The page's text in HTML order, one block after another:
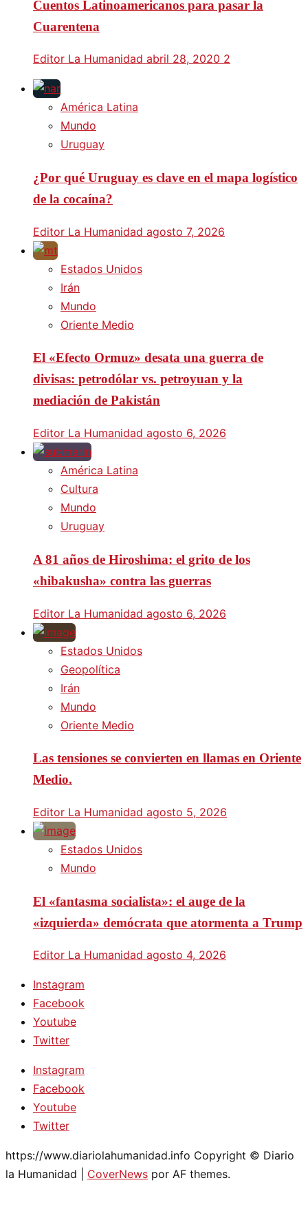
Cuentos Latinoamericanos para pasar la
Cuarentena
Editor La Humanidad abril 28, 2020 2
América Latina
Mundo
Uruguay
¿Por qué Uruguay es clave en el mapa logístico
de la cocaína?
Editor La Humanidad agosto 7, 2026
Estados Unidos
Irán
Mundo
Oriente Medio
El «Efecto Ormuz» desata una guerra de
divisas: petrodólar vs. petroyuan y la
mediación de Pakistán
Editor La Humanidad agosto 6, 2026
América Latina
Cultura
Mundo
Uruguay
A 81 años de Hiroshima: el grito de los
«hibakusha» contra las guerras
Editor La Humanidad agosto 6, 2026
Estados Unidos
Geopolítica
Irán
Mundo
Oriente Medio
Las tensiones se convierten en llamas en Oriente
Medio.
Editor La Humanidad agosto 5, 2026
Estados Unidos
Mundo
El «fantasma socialista»: el auge de la
«izquierda» demócrata que atormenta a Trump
Editor La Humanidad agosto 4, 2026
Instagram
Facebook
Youtube
Twitter
Instagram
Facebook
Youtube
Twitter
https://www.diariolahumanidad.info Copyright © Diario
la Humanidad
CoverNews por AF themes.